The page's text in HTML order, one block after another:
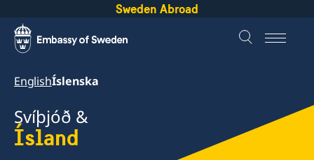
Sweden Abroad
EnglishÍslenska
Svíþjóð &
Ísland